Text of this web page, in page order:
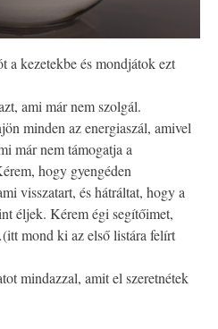
a kezetekbe és mondjátok ezt
ami már nem szolgál.
minden az energiaszál, amivel
már nem támogatja a
hogy gyengéden
visszatart, és hátráltat, hogy a
éljek. Kérem égi segítőimet,
mond ki az első listára felírt
mindazzal, amit el szeretnétek